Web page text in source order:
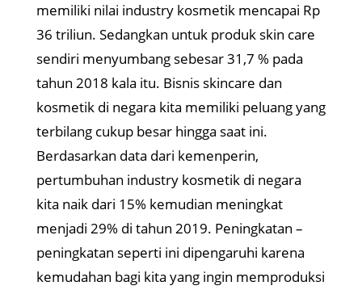
memiliki nilai industry kosmetik mencapai Rp
36 triliun. Sedangkan untuk produk skin care
sendiri menyumbang sebesar 31,7 % pada
tahun 2018 kala itu. Bisnis skincare dan
kosmetik di negara kita memiliki peluang yang
terbilang cukup besar hingga saat ini.
Berdasarkan data dari kemenperin,
pertumbuhan industry kosmetik di negara
kita naik dari 15% kemudian meningkat
menjadi 29% di tahun 2019. Peningkatan –
peningkatan seperti ini dipengaruhi karena
kemudahan bagi kita yang ingin memproduksi